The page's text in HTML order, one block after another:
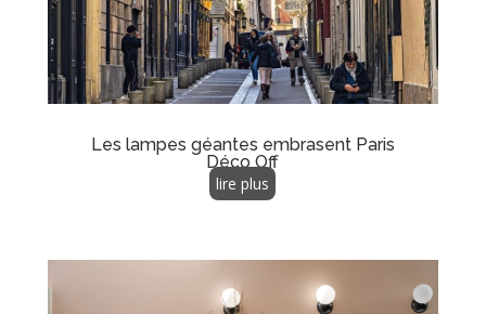
Les lampes géantes embrasent Paris
Déco Off
lire plus